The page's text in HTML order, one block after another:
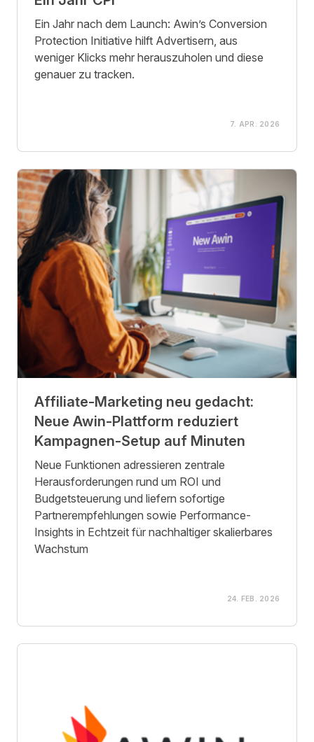
Ein Jahr nach dem Launch: Awin’s Conversion
Protection Initiative hilft Advertisern, aus
weniger Klicks mehr herauszuholen und diese
genauer zu tracken.
7. APR. 2026
Affiliate-Marketing neu gedacht:
Neue Awin-Plattform reduziert
Kampagnen-Setup auf Minuten
Neue Funktionen adressieren zentrale
Herausforderungen rund um ROI und
Budgetsteuerung und liefern sofortige
Partnerempfehlungen sowie Performance-
Insights in Echtzeit für nachhaltiger skalierbares
Wachstum
24. FEB. 2026